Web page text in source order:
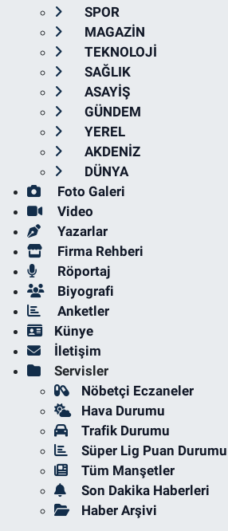
SPOR
MAGAZİN
TEKNOLOJİ
SAĞLIK
ASAYİŞ
GÜNDEM
YEREL
AKDENİZ
DÜNYA
Foto Galeri
Video
Yazarlar
Firma Rehberi
Röportaj
Biyografi
Anketler
Künye
İletişim
Servisler
Nöbetçi Eczaneler
Hava Durumu
Trafik Durumu
Süper Lig Puan
Tüm Manşetler
Son Dakika Haberleri
Haber Arşivi